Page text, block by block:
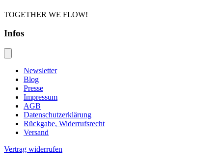
TOGETHER WE FLOW!
Infos
Newsletter
Blog
Presse
Impressum
AGB
Datenschutzerklärung
Rückgabe, Widerrufsrecht
Versand
Vertrag widerrufen